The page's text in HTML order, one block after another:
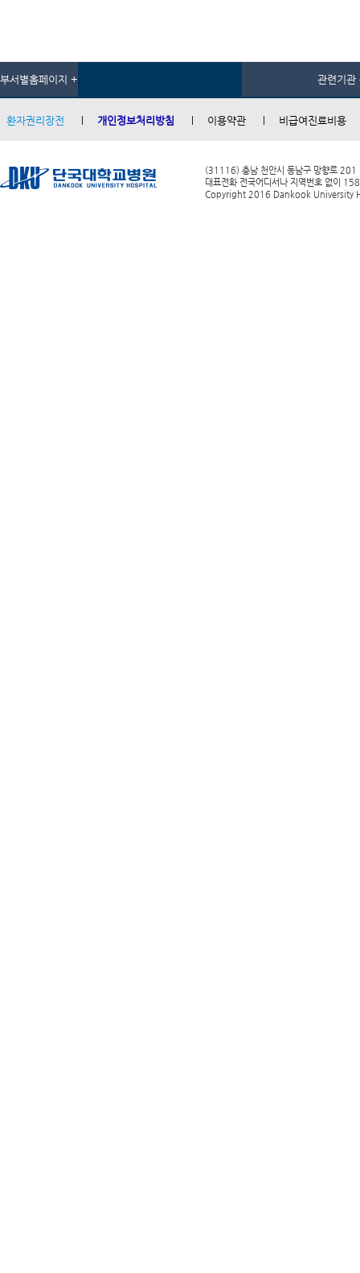
부서별홈페이지 + 관련기관
환자권리장전 개인정보처리방침 이용약관 비급여진료비용
(31116) 충남 천안시 동남구 망향로 201
대표전화 전국어디서나 지역번호 없이
Copyright 2016 Dankook University